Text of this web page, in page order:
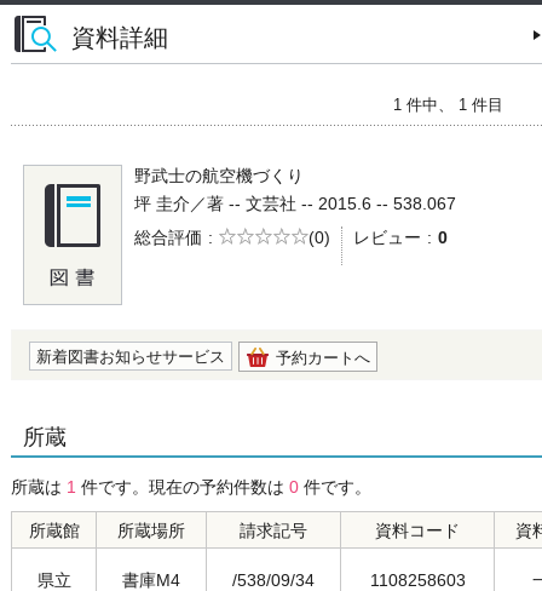
資料詳細
1 件中、 1 件目
野武士の航空機づくり
坪 圭介／著 -- 文芸社 -- 2015.6 -- 538.067
総合評価
5段階評価
(0) レビュー 0
新着図書お知らせサービス 予約カートへ
所蔵
所蔵は 1 件です。現在の予約件数は 0 件です。
所蔵館 所蔵場所 請求記号 資料コード 資
県立 書庫M4 /538/09/34 1108258603